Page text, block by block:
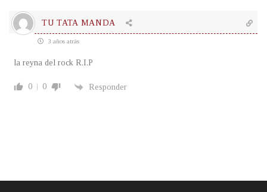
TU TATA MANDA
3 años atrás
la reyna del rock R.I.P
0 0 Responder